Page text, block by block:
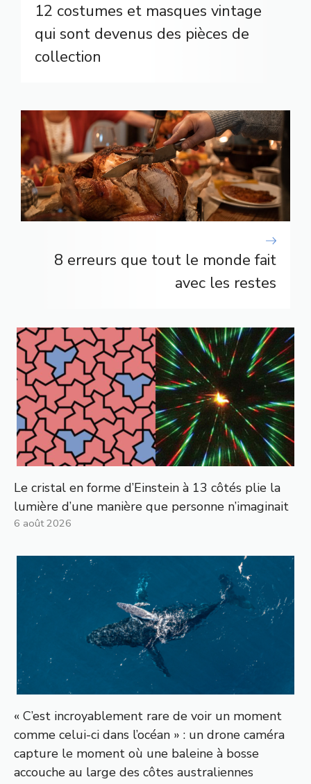
12 costumes et masques vintage
qui sont devenus des pièces de
collection
8 erreurs que tout le monde fait
avec les restes
Le cristal en forme d’Einstein à 13 côtés plie la
lumière d’une manière que personne n’imaginait
6 août 2026
« C’est incroyablement rare de voir un moment
comme celui-ci dans l’océan » : un drone caméra
capture le moment où une baleine à bosse
accouche au large des côtes australiennes